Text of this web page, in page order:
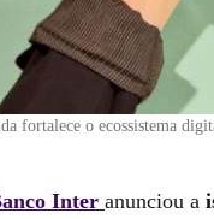
fortalece o ecossistema
Inter anunciou a